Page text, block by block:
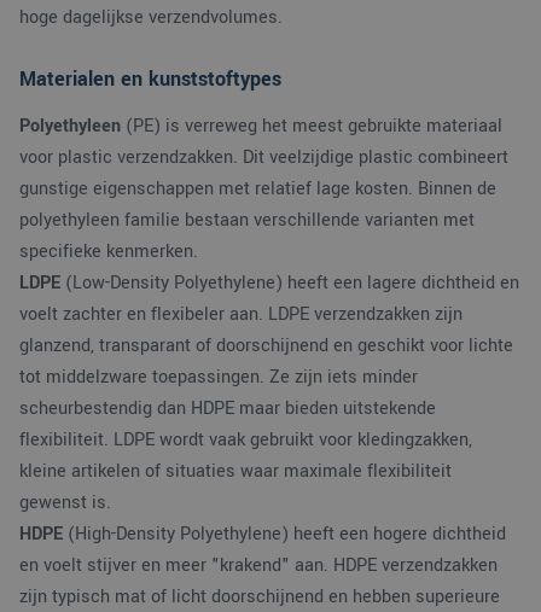
hoge dagelijkse verzendvolumes.
Materialen en kunststoftypes
Polyethyleen (PE) is verreweg het meest gebruikte materiaal
voor plastic verzendzakken. Dit veelzijdige plastic combineert
gunstige eigenschappen met relatief lage kosten. Binnen de
polyethyleen familie bestaan verschillende varianten met
specifieke kenmerken.
LDPE (Low-Density Polyethylene) heeft een lagere dichtheid en
voelt zachter en flexibeler aan. LDPE verzendzakken zijn
glanzend, transparant of doorschijnend en geschikt voor lichte
tot middelzware toepassingen. Ze zijn iets minder
scheurbestendig dan HDPE maar bieden uitstekende
flexibiliteit. LDPE wordt vaak gebruikt voor kledingzakken,
kleine artikelen of situaties waar maximale flexibiliteit
gewenst is.
HDPE (High-Density Polyethylene) heeft een hogere dichtheid
en voelt stijver en meer "krakend" aan. HDPE verzendzakken
zijn typisch mat of licht doorschijnend en hebben superieure